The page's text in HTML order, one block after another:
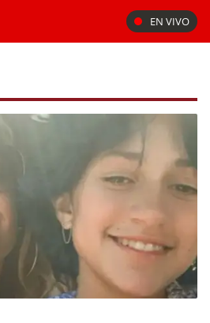
EN VIVO